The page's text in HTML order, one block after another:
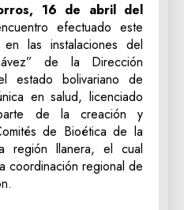
16 de abril del
efectuado este
las instalaciones del
de la Dirección
estado bolivariano de
en salud, licenciado
de la creación y
de Bioética de la
región llanera, el cual
coordinación regional de